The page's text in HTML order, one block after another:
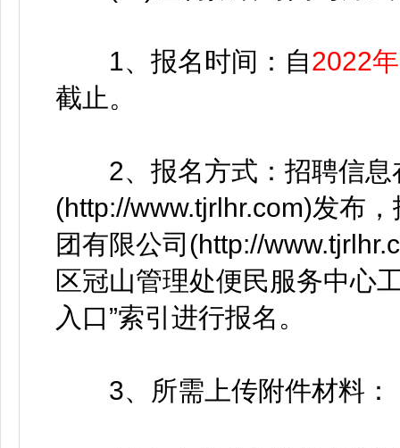
1、报名时间：自2022
截止。
2、报名方式：招聘信息
(http://www.tjrlhr.com)发布
团有限公司(http://
区冠山管理处便民服务中心
入口”索引进行报名。
3、所需上传附件材料：